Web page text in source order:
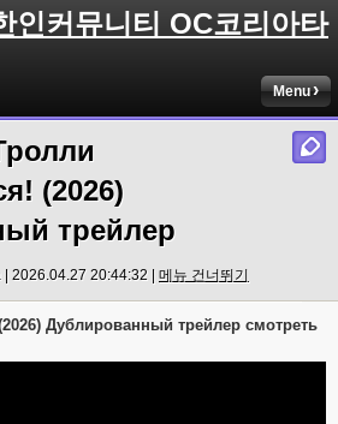
인커뮤니티 OC코리아타
Menu
(2026)
трейлер
| 2026.04.27 20:44:32 | 메뉴 건너뛰기
Дублированный трейлер смотреть